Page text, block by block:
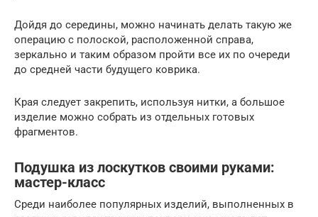
Дойдя до середины, можно начинать делать такую же
операцию с полоской, расположенной справа,
зеркально и таким образом пройти все их по очереди
до средней части будущего коврика.
Края следует закрепить, используя нитки, а большое
изделие можно собрать из отдельных готовых
фрагментов.
Подушка из лоскутков своими руками:
мастер-класс
Среди наиболее популярных изделий, выполненных в